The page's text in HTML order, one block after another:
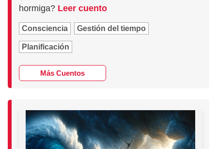
hormiga? Leer cuento
Consciencia Gestión del tiempo
Planificación
Más Cuentos